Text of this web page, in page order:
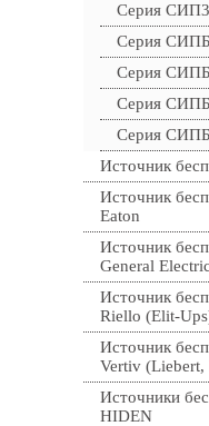
Серия
Серия
Серия
Серия
Серия
Источник
Источник
Eaton
Источник
General
Источник
Riello (Elit-
Источник
Vertiv (Liebert,
Источники
HIDEN